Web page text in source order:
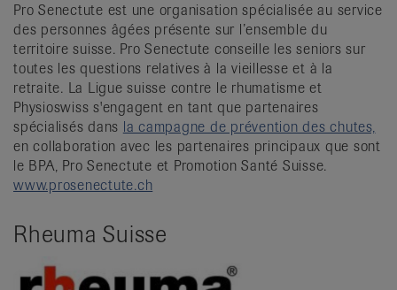
Pro Senectute est une organisation spécialisée au service
des personnes âgées présente sur l’ensemble du
territoire suisse. Pro Senectute conseille les seniors sur
toutes les questions relatives à la vieillesse et à la
retraite. La Ligue suisse contre le rhumatisme et
Physioswiss s'engagent en tant que partenaires
spécialisés dans la campagne de prévention des chutes,
en collaboration avec les partenaires principaux que sont
le BPA, Pro Senectute et Promotion Santé Suisse.
www.prosenectute.ch
Rheuma Suisse